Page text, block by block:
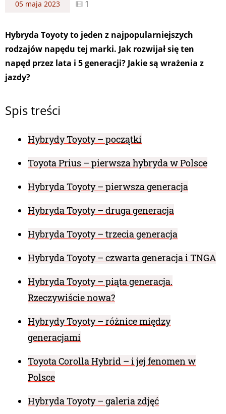
05 maja 2023 1
Hybryda Toyoty to jeden z najpopularniejszych
rodzajów napędu tej marki. Jak rozwijał się ten
napęd przez lata i 5 generacji? Jakie są wrażenia z
jazdy?
Spis treści
Hybrydy Toyoty – początki
Toyota Prius – pierwsza hybryda w Polsce
Hybryda Toyoty – pierwsza generacja
Hybryda Toyoty – druga generacja
Hybryda Toyoty – trzecia generacja
Hybryda Toyoty – czwarta generacja i TNGA
Hybryda Toyoty – piąta generacja.
Rzeczywiście nowa?
Hybrydy Toyoty – różnice między
generacjami
Toyota Corolla Hybrid – i jej fenomen w
Polsce
Hybryda Toyoty – galeria zdjęć